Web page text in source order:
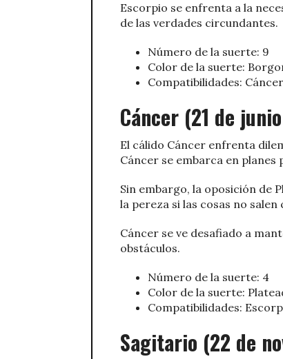
Escorpio se enfrenta a la
de las verdades circundantes.
Número de la suerte: 9
Color de la suerte:
Compatibilidades:
Cáncer (21 de
El cálido Cáncer enfrenta
Cáncer se embarca en planes
Sin embargo, la oposición de
la pereza si las cosas no salen
Cáncer se ve desafiado a
obstáculos.
Número de la suerte: 4
Color de la suerte:
Compatibilidades:
Sagitario (22 de